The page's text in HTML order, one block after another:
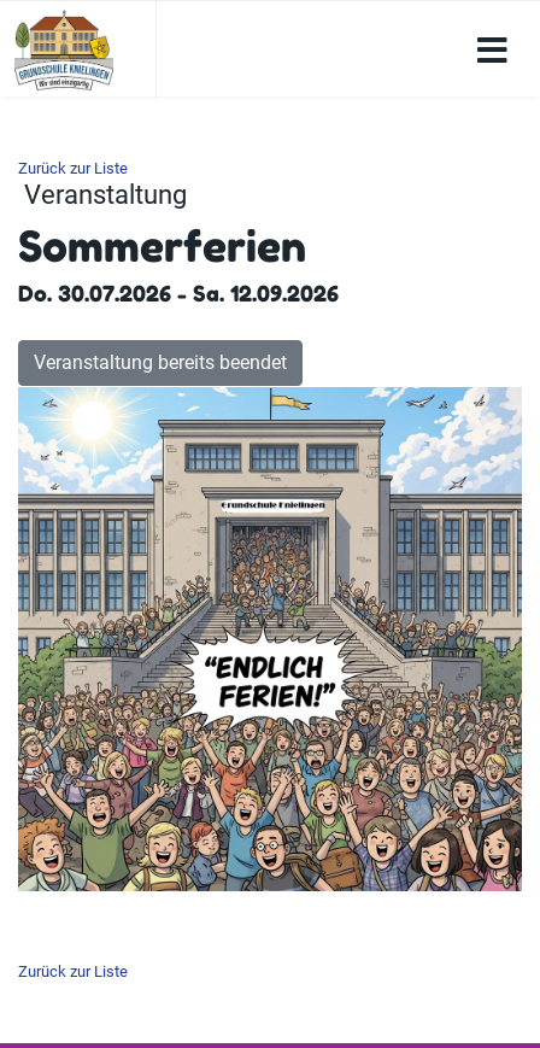
Zurück zur Liste
Veranstaltung
Sommerferien
Do. 30.07.2026 - Sa. 12.09.2026
Veranstaltung bereits beendet
Zurück zur Liste